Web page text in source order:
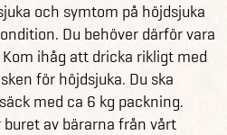
och symtom på höjdsjuka
Du behöver därför vara
ihåg att dricka rikligt med
för höjdsjuka. Du ska
med ca 6 kg packning.
av bärarna från vårt